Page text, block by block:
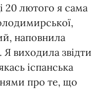
20 лютого я сама
наповнила
виходила звідти
іспанська
про те, що